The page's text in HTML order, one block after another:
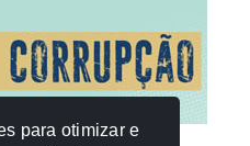
para otimizar e